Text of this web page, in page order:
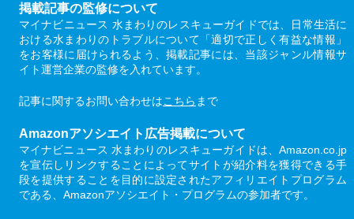
掲載記事の監修について
マイナビニュース 水まわりのレスキューガイドでは、日常生活に
おける水まわりのトラブルについて「適切で正しく有益な情報」
をお客様に届けられるよう、掲載記事には、当該ジャンル情報サ
イト運営企業の監修を入れています。
記事に関するお問い合わせはこちら まで
Amazonアソシエイト広告掲載について
マイナビニュース 水まわりのレスキューガイドは、Amazon.co.jp
を宣伝しリンクすることによってサイトが紹介料を獲得できる手
段を提供することを目的に設定されたアフィリエイトプログラム
である、Amazonアソシエイト・プログラムの参加者です。